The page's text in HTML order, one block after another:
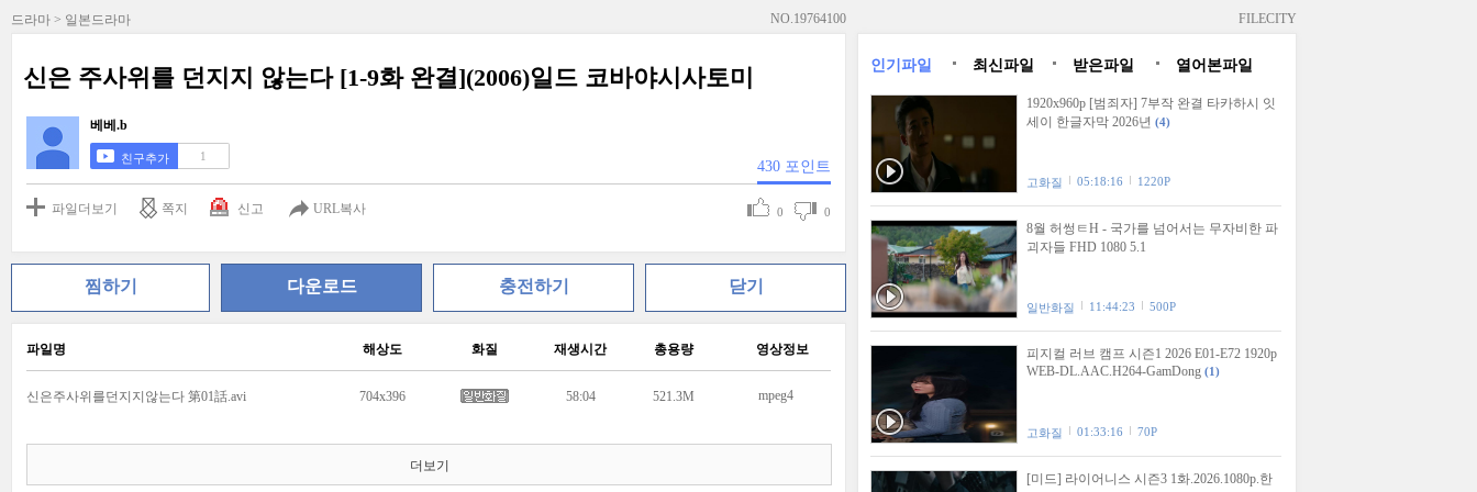
드라마 > 일본드라마 NO.19764100
신은 주사위를 던지지 않는다 [1-9화 완결](2006)일드 코바야시사토미
베베.b
친구추가 1
430 포인트
파일더보기 쪽지 신고 URL복사 0 0
찜하기 다운로드 충전하기 닫기
파일명 해상도 화질 재생시간 총용량 영상정보
신은주사위를던지지않는다 第01話.avi 704x396 58:04 521.3M mpeg4
더보기
FILECITY
인기파일 최신파일 받은파일 열어본파일
1920x960p [범죄자] 7부작 완결 타카하시 잇
세이 한글자막 2026년 (4)
고화질 05:18:16 1220P
8월 허썽ㅌH - 국가를 넘어서는 무자비한 파
괴자들 FHD 1080 5.1
일반화질 11:44:23 500P
피지컬 러브 캠프 시즌1 2026 E01-E72 1920p
WEB-DL.AAC.H264-GamDong (1)
고화질 01:33:16 70P
[미드] 라이어니스 시즌3 1화.2026.1080p.한